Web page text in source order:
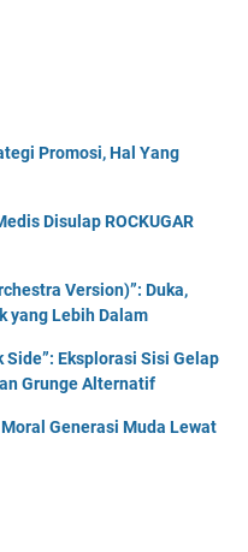
Promosi, Hal Yang
Disulap ROCKUGAR
Version)”: Duka,
yang Lebih Dalam
Eksplorasi Sisi Gelap
Grunge Alternatif
Generasi Muda Lewat